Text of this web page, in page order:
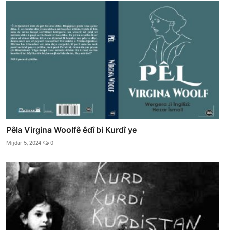
Pêla Virgina Woolfê êdî bi Kurdî ye
Mijdar 5, 2024 0